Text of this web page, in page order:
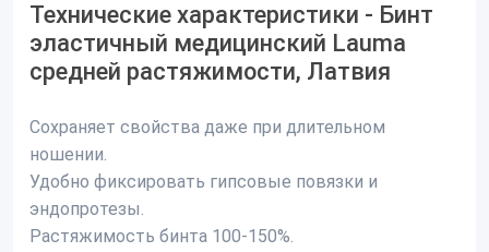
Технические характеристики - Бинт
эластичный медицинский Lauma
средней растяжимости, Латвия
Сохраняет свойства даже при длительном
ношении.
Удобно фиксировать гипсовые повязки и
эндопротезы.
Растяжимость бинта 100-150%.